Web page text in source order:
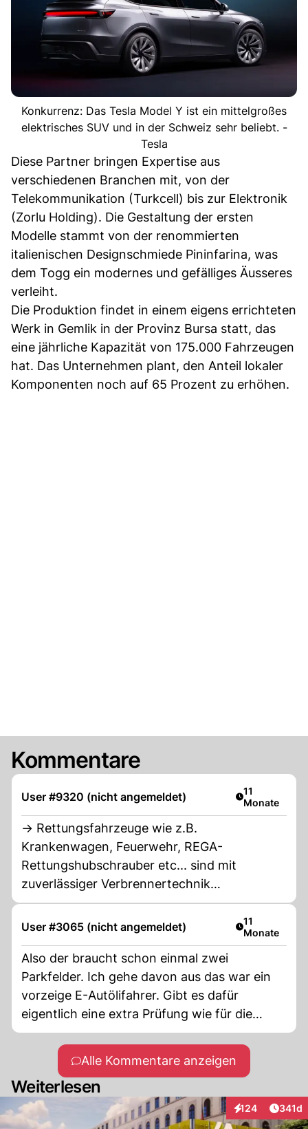
Konkurrenz: Das Tesla Model Y ist ein mittelgroßes
elektrisches SUV und in der Schweiz sehr beliebt. -
Tesla
Diese Partner bringen Expertise aus
verschiedenen Branchen mit, von der
Telekommunikation (Turkcell) bis zur Elektronik
(Zorlu Holding). Die Gestaltung der ersten
Modelle stammt von der renommierten
italienischen Designschmiede Pininfarina, was
dem Togg ein modernes und gefälliges Äusseres
verleiht.
Die Produktion findet in einem eigens errichteten
Werk in Gemlik in der Provinz Bursa statt, das
eine jährliche Kapazität von 175.000 Fahrzeugen
hat. Das Unternehmen plant, den Anteil lokaler
Komponenten noch auf 65 Prozent zu erhöhen.
Kommentare
User #9320 (nicht angemeldet) Artikel
11
Monate
-> Rettungsfahrzeuge wie z.B.
Krankenwagen, Feuerwehr, REGA-
Rettungshubschrauber etc... sind mit
zuverlässiger Verbrennertechnik
ausgestattet, und das hat seinen Grund,
Batteriespielzeuge haben dort nichts zu
suchen. /// Wenn ein Stromerfahrer mal einen
Rettungswagen braucht weil er verletzt ist,
fragt er als allererstes: Fährt dieser
Krankenwagen auch wirklich elektrisch?,
sonst werde ich nicht mitfahren und bleibe
lieber hier liegen, ich bin ja nicht blöd, ich bin
ein E-Fahrer.
User #3065 (nicht angemeldet) Artikel
11
Monate
Also der braucht schon einmal zwei
Parkfelder. Ich gehe davon aus das war ein
vorzeige E-Autölifahrer. Gibt es dafür
eigentlich eine extra Prüfung wie für die
Automatenfahrer?
Alle Kommentare anzeigen
Weiterlesen
124
Interaktionen341d